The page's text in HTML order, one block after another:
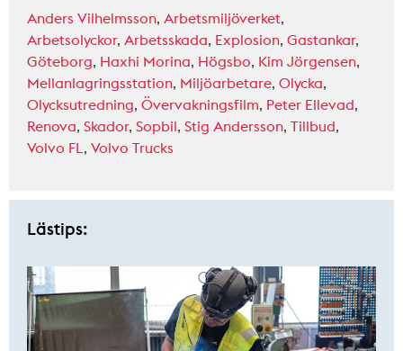
Anders Vilhelmsson, Arbetsmiljöverket,
Arbetsolyckor, Arbetsskada, Explosion, Gastankar,
Göteborg, Haxhi Morina, Högsbo, Kim Jörgensen,
Mellanlagringsstation, Miljöarbetare, Olycka,
Olycksutredning, Övervakningsfilm, Peter Ellevad,
Renova, Skador, Sopbil, Stig Andersson, Tillbud,
Volvo FL, Volvo Trucks
Lästips: